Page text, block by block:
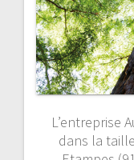
L’entreprise
dans la